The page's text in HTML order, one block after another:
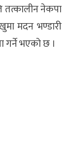
तत्कालीन नेकपा
मदन भण्डारी
गर्ने भएको छ ।